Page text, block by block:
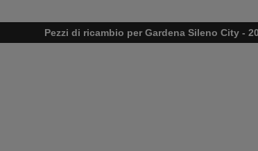
Pezzi di ricambio per Gardena Sileno City -